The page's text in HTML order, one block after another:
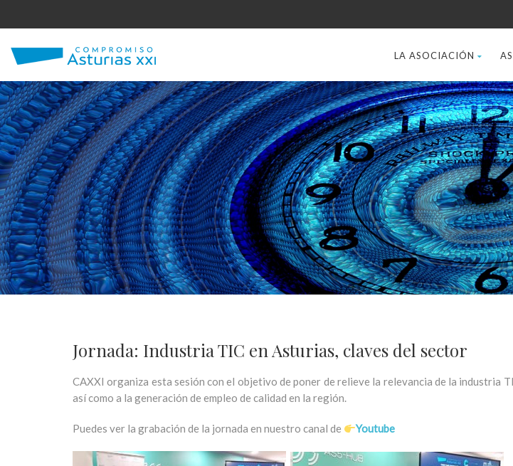
LA ASOCIACIÓN
Jornada: Industria TIC en Asturias, claves del sector
CAXXI organiza esta sesión con el objetivo de poner de relieve la relevancia de la industria
así como a la generación de empleo de calidad en la región.
Puedes ver la grabación de la jornada en nuestro canal de Youtube